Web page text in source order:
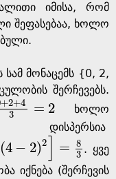
იმისა, რომ
შეფასებაა, ხოლო
სამ მონაცემს {0, 2,
შერჩევებს.
+2+4
3
= 2
+43=2
ხოლო
(4 − 2)2 = 8
3 . ყვე
იქნება (შერჩევის